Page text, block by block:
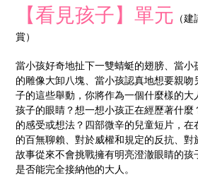
【看見孩子】單元 （
賞）
當小孩好奇地扯下一雙蜻蜓的翅膀、當
的雕像大卸八塊、當小孩認真地想要親
子的這些舉動，你將作為一個什麼樣的大
孩子的眼睛？想一想小孩正在經歷著什
的感受或想法？四部微辛的兒童短片，在
的百無聊賴、對於威權和規定的反抗、對
故事從來不會挑戰擁有明亮澄澈眼睛的孩
是否能完全接納他的大人。